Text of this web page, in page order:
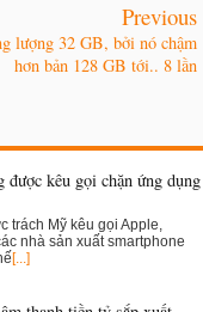
Previous
lượng 32 GB, bởi nó chậm
hơn bản 128 GB tới.. 8 lần
được kêu gọi chặn ứng dụng
trách Mỹ kêu gọi Apple,
nhà sản xuất smartphone
[...]